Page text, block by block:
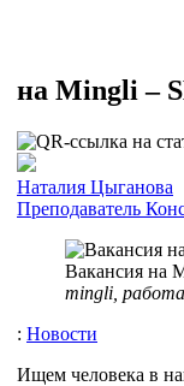
на Mingli –
Наталия Цыганова
Преподаватель
Вакансия на
mingli,
: Новости
Ищем человека в